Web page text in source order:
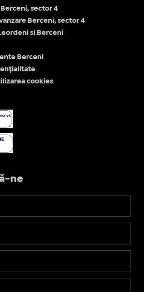
sector 4
Berceni, sector 4
si Berceni
Berceni
cookies
ne